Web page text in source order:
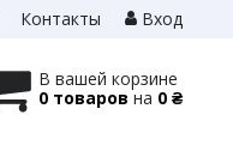
Контакты Вход
В вашей корзине
0 товаровна 0 ₴